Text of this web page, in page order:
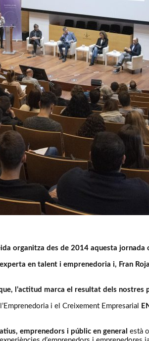
organitza des de 2014 aquesta
en talent i emprenedoria i, Fran
l’actitud marca el resultat dels
i el Creixement Empresarial
emprenedors i públic en general està